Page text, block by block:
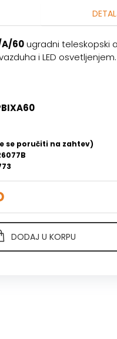
A/60ugradni teleskopski
i LED
se poručiti na zahtev)
DODAJ U KORPU